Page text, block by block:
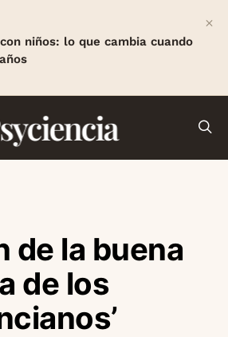
con niños: lo que cambia cuando
×
de la buena
de los